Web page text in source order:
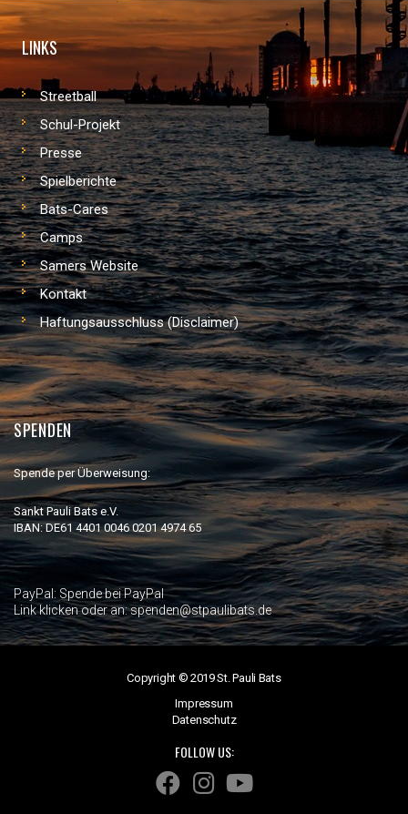
LINKS
Streetball
Schul-Projekt
Presse
Spielberichte
Bats-Cares
Camps
Samers Website
Kontakt
Haftungsausschluss (Disclaimer)
SPENDEN
Spende per Überweisung:
Sankt Pauli Bats e.V.
IBAN: DE61 4401 0046 0201 4974 65
PayPal: Spende bei PayPal
Link klicken oder an: spenden@stpaulibats.de
Copyright © 2019 St. Pauli Bats
Impressum
Datenschutz
FOLLOW US: